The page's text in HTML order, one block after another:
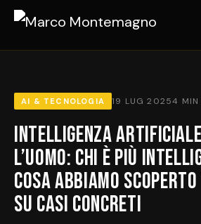
AI & TECNOLOGIA 19 LUG 20254 MIN
Intelligenza
l’uomo: chi è più
cosa abbiamo
su casi concreti